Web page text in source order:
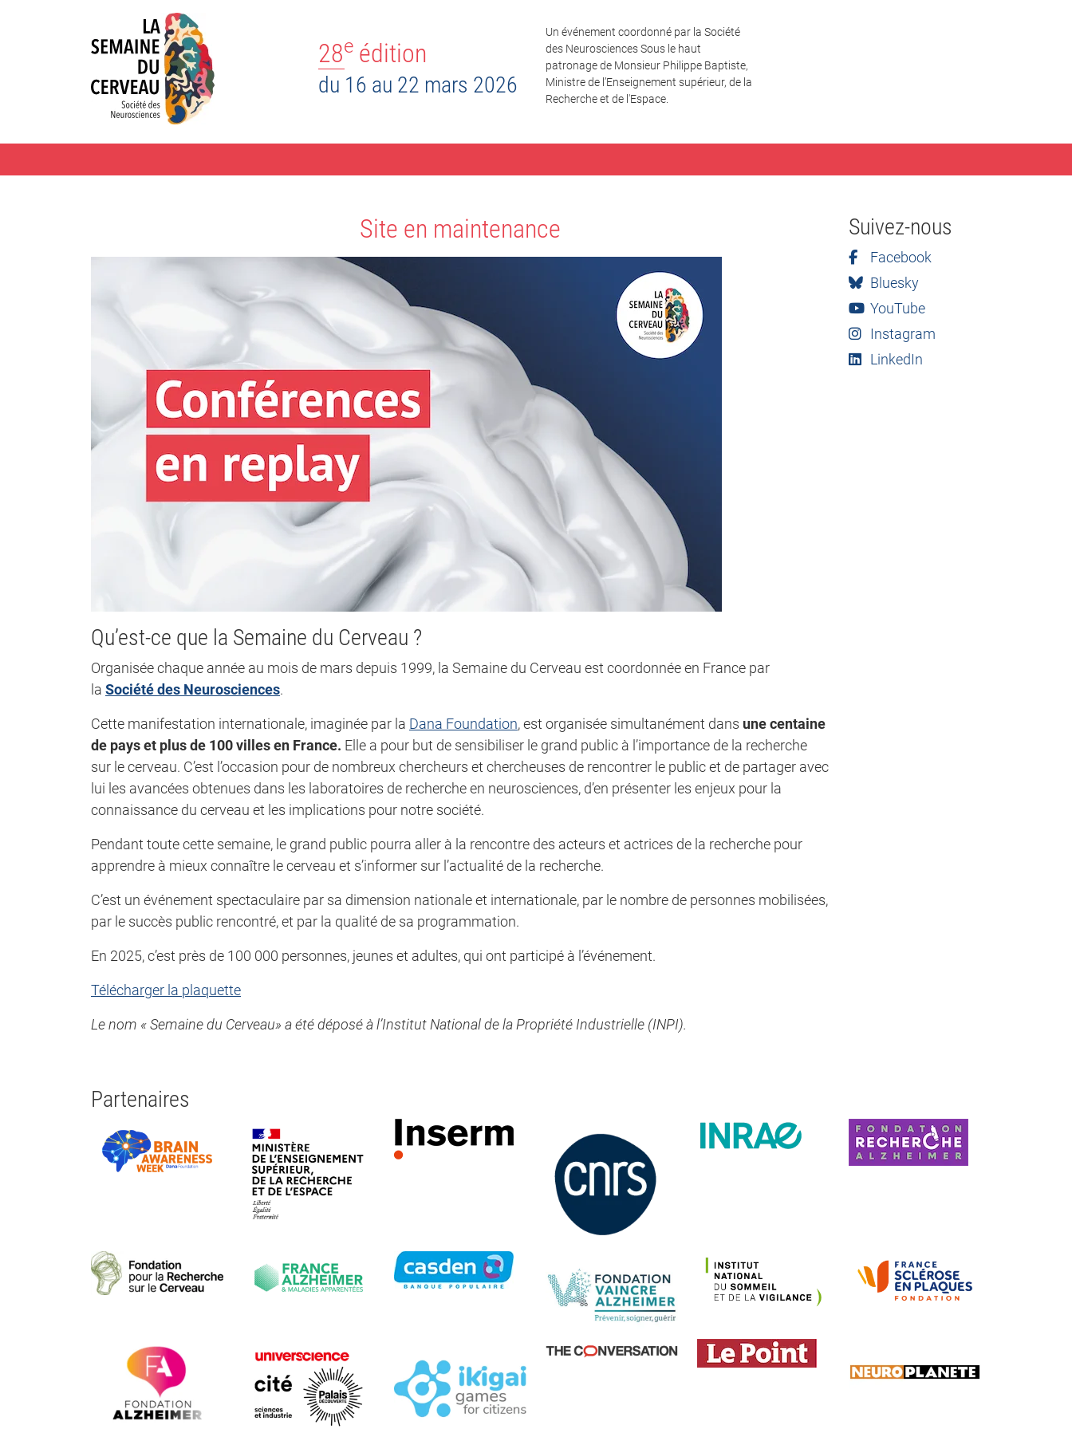
28e édition
du 16 au 22 mars 2026
Un événement coordonné par la Société
des Neurosciences Sous le haut
patronage de Monsieur Philippe Baptiste,
Ministre de l’Enseignement supérieur, de la
Recherche et de l'Espace.
Site en maintenance
Qu’est-ce que la Semaine du Cerveau ?
Organisée chaque année au mois de mars depuis 1999, la Semaine du Cerveau est coordonnée en France par
la Société des Neurosciences.
Cette manifestation internationale, imaginée par la Dana Foundation, est organisée simultanément dans une centaine
de pays et plus de 100 villes en France. Elle a pour but de sensibiliser le grand public à l’importance de la recherche
sur le cerveau. C’est l’occasion pour de nombreux chercheurs et chercheuses de rencontrer le public et de partager avec
lui les avancées obtenues dans les laboratoires de recherche en neurosciences, d’en présenter les enjeux pour la
connaissance du cerveau et les implications pour notre société.
Pendant toute cette semaine, le grand public pourra aller à la rencontre des acteurs et actrices de la recherche pour
apprendre à mieux connaître le cerveau et s’informer sur l’actualité de la recherche.
C’est un événement spectaculaire par sa dimension nationale et internationale, par le nombre de personnes mobilisées,
par le succès public rencontré, et par la qualité de sa programmation.
En 2025, c’est près de 100 000 personnes, jeunes et adultes, qui ont participé à l’événement.
Télécharger la plaquette
Le nom « Semaine du Cerveau» a été déposé à l’Institut National de la Propriété Industrielle (INPI).
Suivez-nous
Facebook
Bluesky
YouTube
Instagram
LinkedIn
Partenaires